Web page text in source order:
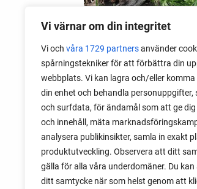
Vi värnar om din integritet
Vi och våra 1729 partnersanvänder
spårningstekniker för att förbättra din
webbplats. Vi kan lagra och/eller
din enhet och behandla personuppgifter,
och surfdata, för ändamål som att ge
och innehåll, mäta
analysera publikinsikter, samla in exakt
produktutveckling. Observera att ditt
gälla för alla våra underdomäner. Du
ditt samtycke när som helst genom att
09 mai 2020
Brannskader av
Noen grønnsaker kan
forårsake en type av
matlagingen, men i
siden måtte vi dra til
barna da de hadde
brannskader.